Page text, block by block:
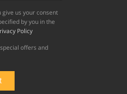
by you in the
Policy